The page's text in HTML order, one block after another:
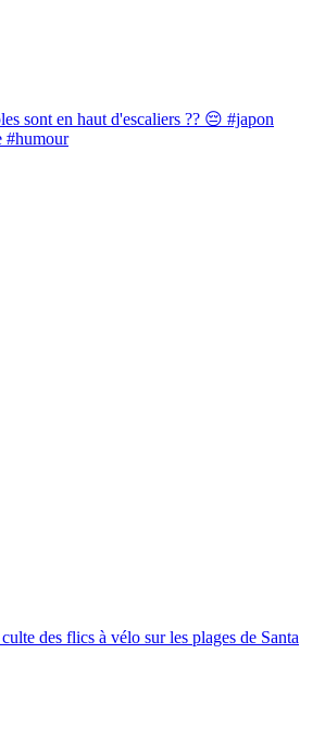
sont en haut d'escaliers ?? 😔 #japon
#humour
des flics à vélo sur les plages de Santa